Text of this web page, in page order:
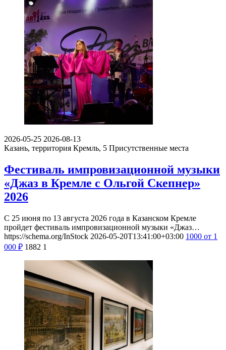
2026-05-25 2026-08-13
Казань, территория Кремль, 5 Присутственные места
Фестиваль импровизационной музыки
«Джаз в Кремле с Ольгой Скепнер»
2026
С 25 июня по 13 августа 2026 года в Казанском Кремле
пройдет фестиваль импровизационной музыки «Джаз…
https://schema.org/InStock 2026-05-20T13:41:00+03:00 1000 от 1
000 ₽ 1882 1